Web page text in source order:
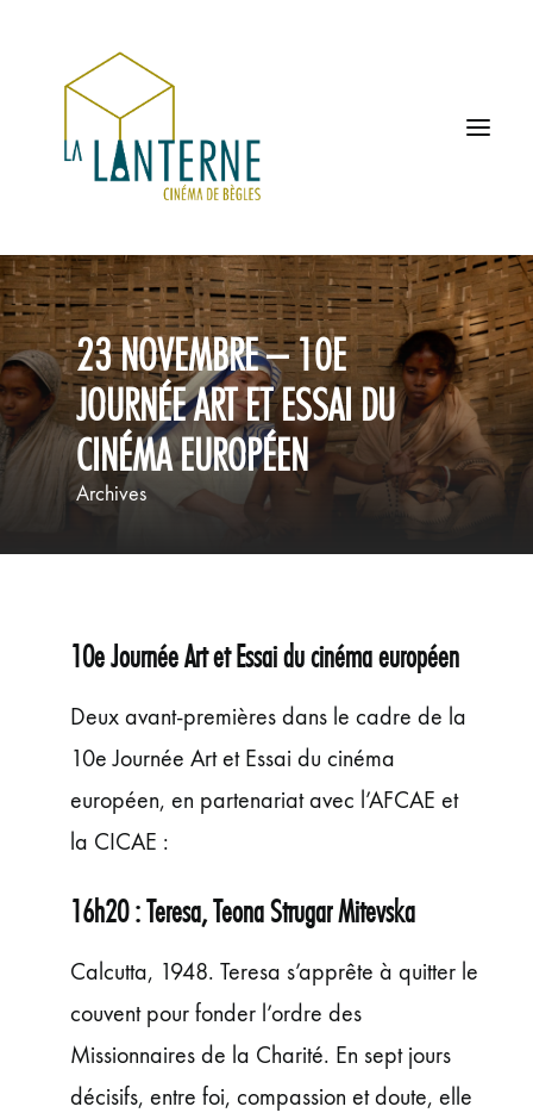
ACCUEIL
LES HORAIRES
À L’AFFICHE
PROCHAINEMENT
PRATIQUE
23 NOVEMBRE – 10E
JOURNÉE ART ET ESSAI DU
CINÉMA EUROPÉEN
Archives
10e Journée Art et Essai du cinéma européen
Deux avant-premières dans le cadre de la
10e Journée Art et Essai du cinéma
européen, en partenariat avec l’AFCAE et
la CICAE :
16h20 : Teresa, Teona Strugar Mitevska
Calcutta, 1948. Teresa s’apprête à quitter le
couvent pour fonder l’ordre des
Missionnaires de la Charité. En sept jours
décisifs, entre foi, compassion et doute, elle